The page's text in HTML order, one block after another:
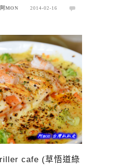
阿MON
2014-02-16
cafe (草悟道綠